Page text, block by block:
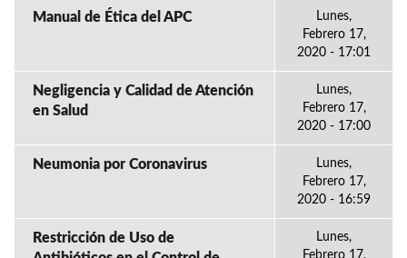
Manual de Ética del APC
Lunes,
Febrero 17,
2020 - 17:01
Negligencia y Calidad de Atención
en Salud
Lunes,
Febrero 17,
2020 - 17:00
Neumonia por Coronavirus
Lunes,
Febrero 17,
2020 - 16:59
Restricción de Uso de
Lunes,
Febrero 17,